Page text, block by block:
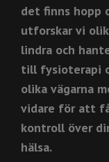
det finns hopp
utforskar vi
lindra och
till fysioterapi
olika vägarna
vidare för att
kontroll över
hälsa.